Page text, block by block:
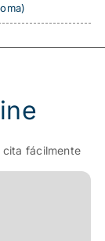
cita fácilmente